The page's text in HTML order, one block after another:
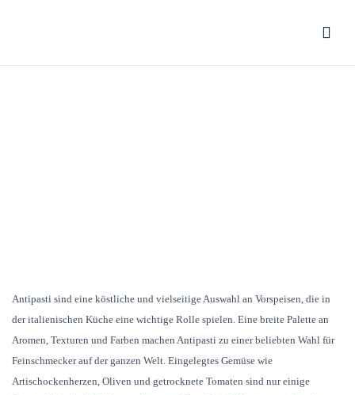
Antipasti sind eine köstliche und vielseitige Auswahl an Vorspeisen, die in
der italienischen Küche eine wichtige Rolle spielen. Eine breite Palette an
Aromen, Texturen und Farben machen Antipasti zu einer beliebten Wahl für
Feinschmecker auf der ganzen Welt. Eingelegtes Gemüse wie
Artischockenherzen, Oliven und getrocknete Tomaten sind nur einige